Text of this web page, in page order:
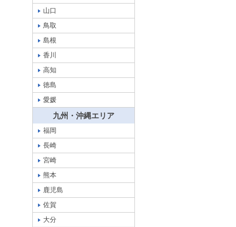
山口
鳥取
島根
香川
高知
徳島
愛媛
九州・沖縄エリア
福岡
長崎
宮崎
熊本
鹿児島
佐賀
大分